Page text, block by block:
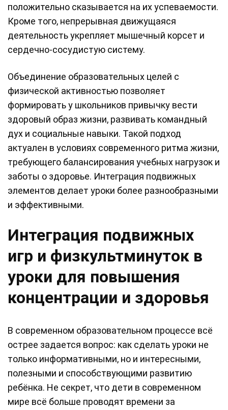
положительно сказывается на их успеваемости.
Кроме того, непрерывная движущаяся
деятельность укрепляет мышечный корсет и
сердечно-сосудистую систему.
Объединение образовательных целей с
физической активностью позволяет
формировать у школьников привычку вести
здоровый образ жизни, развивать командный
дух и социальные навыки. Такой подход
актуален в условиях современного ритма жизни,
требующего балансирования учебных нагрузок и
заботы о здоровье. Интеграция подвижных
элементов делает уроки более разнообразными
и эффективными.
Интеграция подвижных
игр и физкультминуток в
уроки для повышения
концентрации и здоровья
В современном образовательном процессе всё
острее задается вопрос: как сделать уроки не
только информативными, но и интересными,
полезными и способствующими развитию
ребёнка. Не секрет, что дети в современном
мире всё больше проводят времени за